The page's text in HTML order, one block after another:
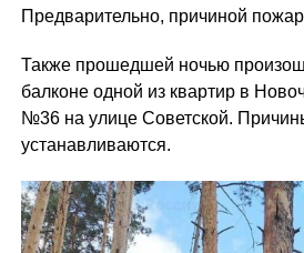
Предварительно, причиной
Также прошедшей ночью
балконе одной из квартир в
№36 на улице Советской.
устанавливаются.